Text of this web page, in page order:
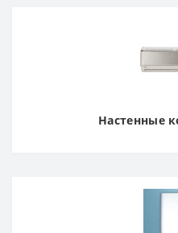
Настенные